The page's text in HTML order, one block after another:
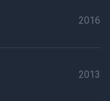
2016
2013